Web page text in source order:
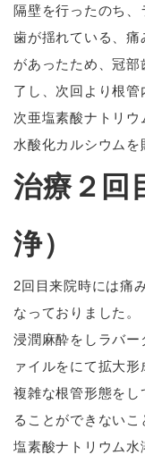
隔壁を行ったのち、
歯が揺れている、
があったため、冠
了し、次回より根管
次亜塩素酸ナトリウ
水酸化カルシウムを
治療２回
浄）
2回目来院時には痛
なっておりました。
浸潤麻酔をしラバー
ァイルをにて拡大形
複雑な根管形態をし
ることができない
塩素酸ナトリウム